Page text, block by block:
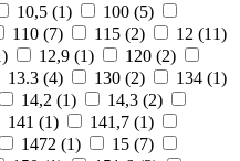
10,5 (1) 100 (5)
110 (7) 115 (2) 12 (11)
) 12,9 (1) 120 (2)
13.3 (4) 130 (2) 134 (1)
14,2 (1) 14,3 (2)
141 (1) 141,7 (1)
1472 (1) 15 (7)